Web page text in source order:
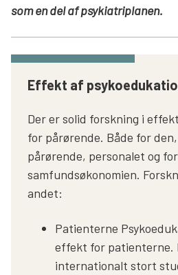
som en del af psykiatriplanen.
Effekt af
Der er solid forskning i
for pårørende. Både for
pårørende, personalet og for
samfundsøkonomien.
andet:
Patienterne
effekt for patienterne.
internationalt stort